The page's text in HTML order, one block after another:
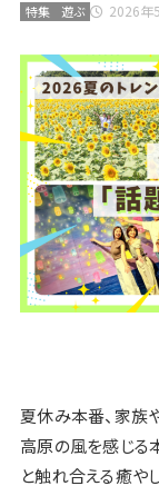
2026年
特集 遊ぶ
夏休み本番、家族
高原の風を感じる
と触れ合える癒や